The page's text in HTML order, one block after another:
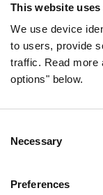
This website
We use device
to users, provide
traffic. Read more
options" below.
Selection
Necessary
Preferences
USEIN